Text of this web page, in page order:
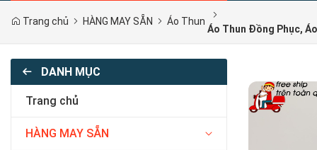
Quần Áo Bảo Hộ May Sẳn
Đồng Phục Tạp Vụ - Vệ Sinh
Quần Áo Kho Lạnh Thủy Sản
Trang chủ HÀNG MAY SẴN Áo Thun
Áo Thun Đồng Phục,
DANH MỤC
Trang chủ
HÀNG MAY SẴN